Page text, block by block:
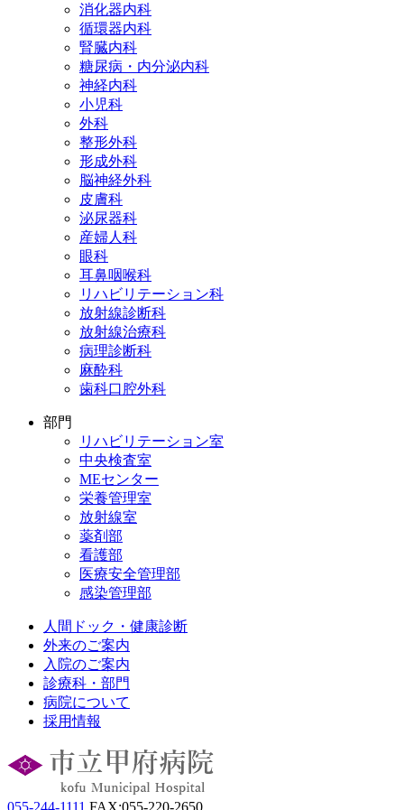
消化器内科
循環器内科
腎臓内科
糖尿病・内分泌内科
神経内科
小児科
外科
整形外科
形成外科
脳神経外科
皮膚科
泌尿器科
産婦人科
眼科
耳鼻咽喉科
リハビリテーション科
放射線診断科
放射線治療科
病理診断科
麻酔科
歯科口腔外科
部門
リハビリテーション室
中央検査室
MEセンター
栄養管理室
放射線室
薬剤部
看護部
医療安全管理部
感染管理部
人間ドック・健康診断
外来のご案内
入院のご案内
診療科・部門
病院について
採用情報
055-244-1111 FAX:055-220-2650